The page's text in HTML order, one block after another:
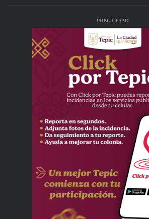
PUBLICIDAD